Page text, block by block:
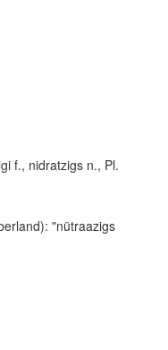
f., nidratzigs n., Pl.
"nütraazigs